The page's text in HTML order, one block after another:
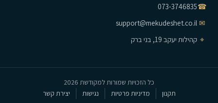
☎
073-3746835
✉
support@mekudeshet.co.il
⌖ קהילות יעקב 19, בני ברק
כל הזכויות שמורות למקודשת 2026
תקנון
מדיניות פרטיות נגישות יצירת קשר